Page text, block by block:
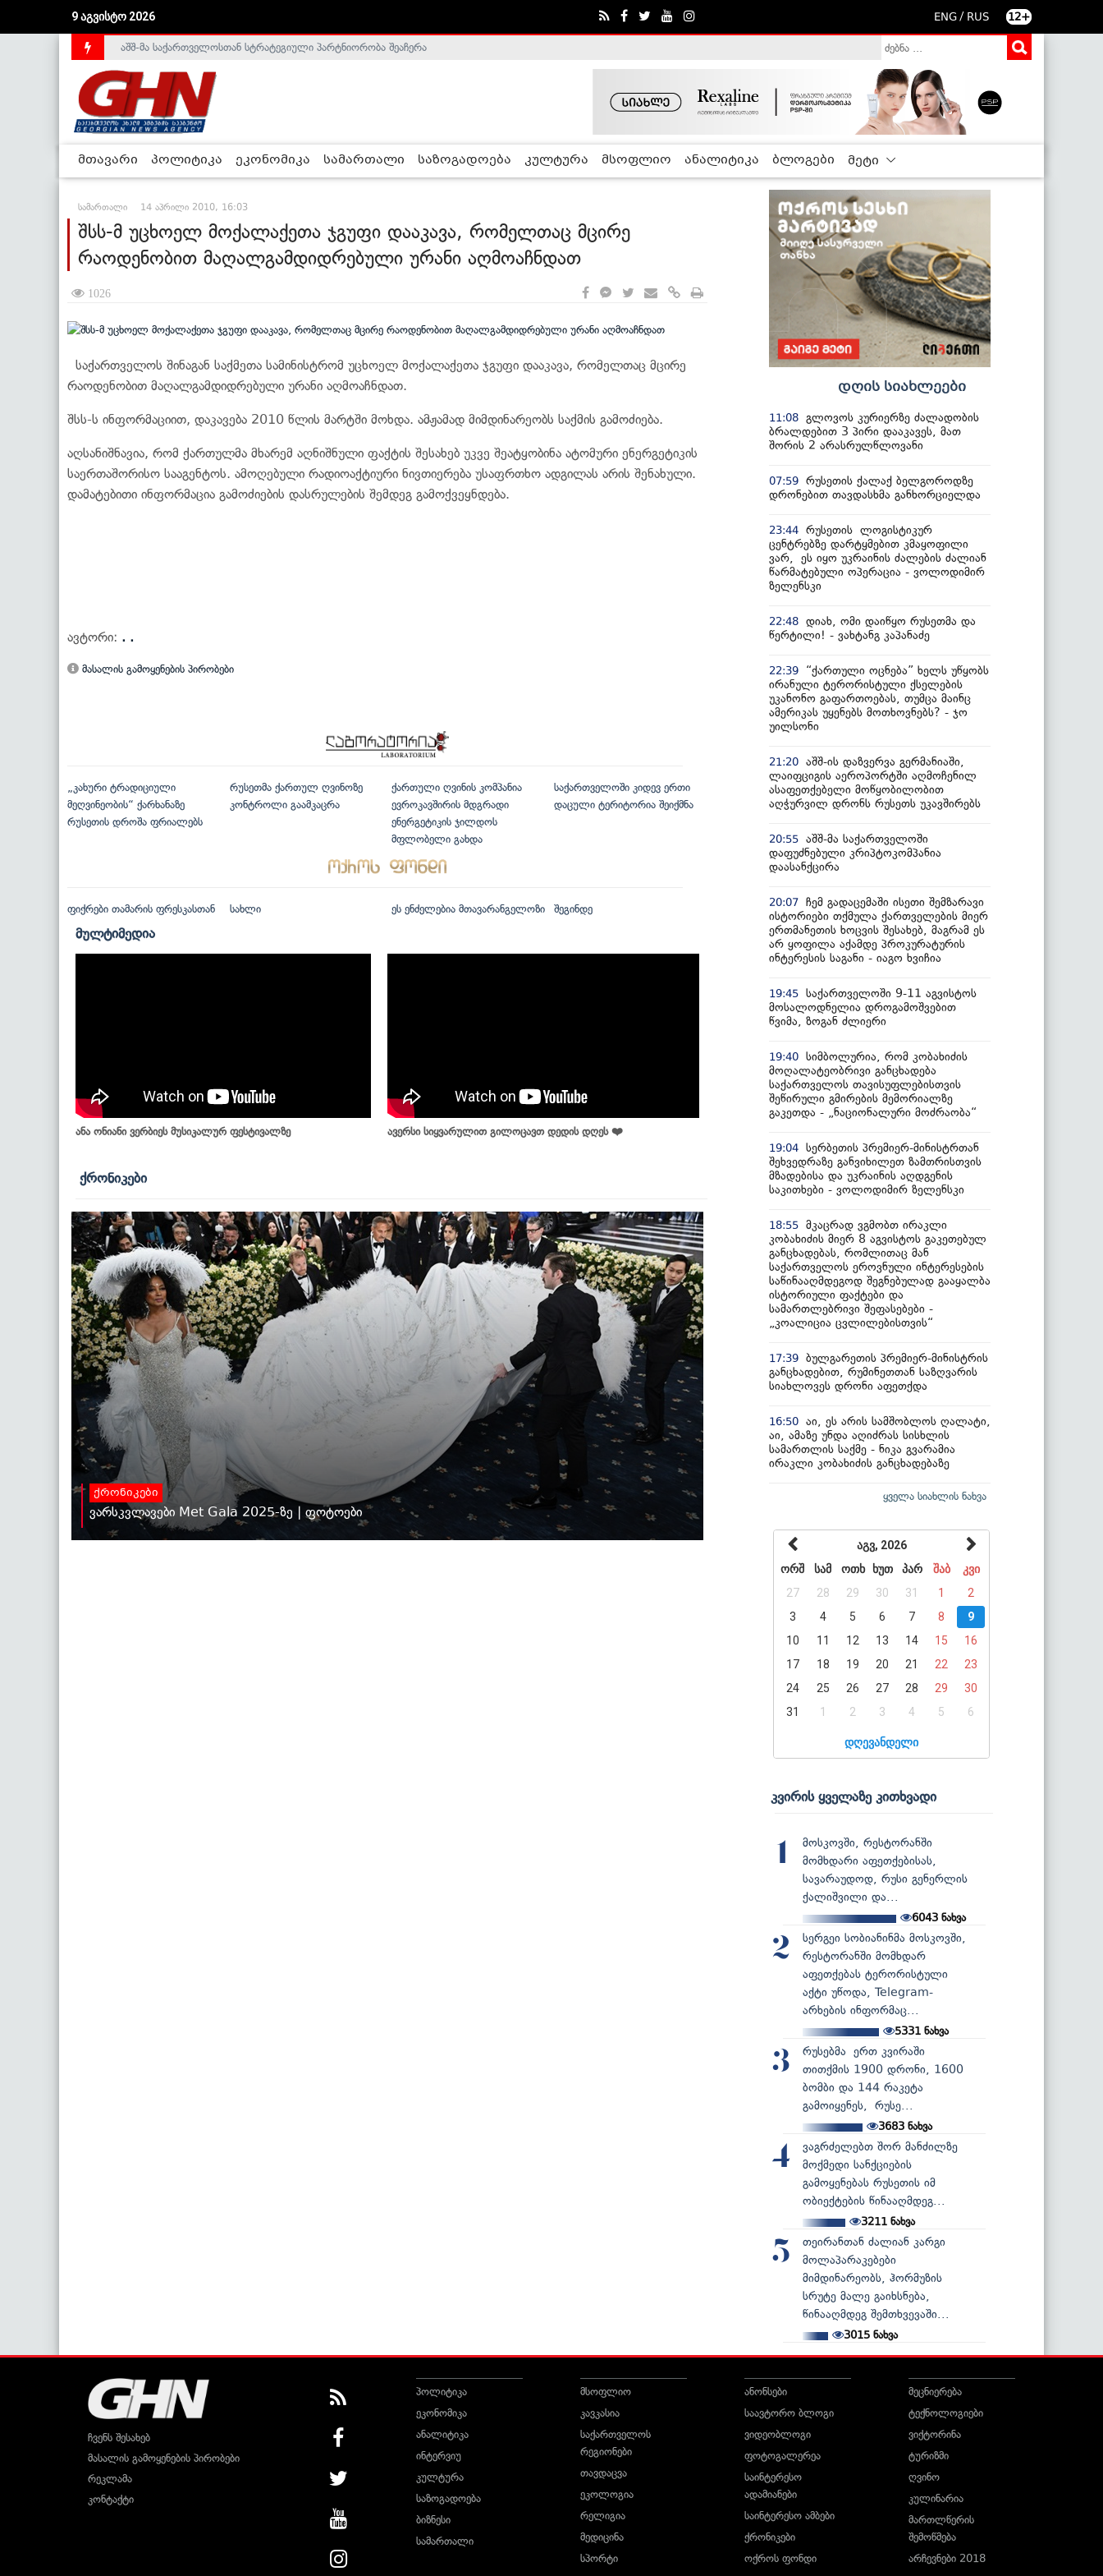
9 აგვისტო 2026 ENG / RUS 12+
საქართველოს დე-ფაქტო მთავრობა არალეგიტიმურია - ჰელსინკის კომისია
აშშ-მა საქართველოსთან სტრატეგიული პარტნიორობა შეაჩერა
მთავარი პოლიტიკა ეკონომიკა სამართალი საზოგადოება კულტურა მსოფლიო ანალიტიკა ბლოგები მეტი
სამართალი 14 აპრილი 2010, 16:03
შსს-მ უცხოელ მოქალაქეთა ჯგუფი დააკავა, რომელთაც მცირე
რაოდენობით მაღალგამდიდრებული ურანი აღმოაჩნდათ
1026
საქართველოს შინაგან საქმეთა სამინისტრომ უცხოელ მოქალაქეთა ჯგუფი დააკავა, რომელთაც მცირე
რაოდენობით მაღალგამდიდრებული ურანი აღმოაჩნდათ.
შსს-ს ინფორმაციით, დაკავება 2010 წლის მარტში მოხდა. ამჟამად მიმდინარეობს საქმის გამოძიება.
აღსანიშნავია, რომ ქართულმა მხარემ აღნიშნული ფაქტის შესახებ უკვე შეატყობინა ატომური ენერგეტიკის
საერთაშორისო სააგენტოს. ამოღებული რადიოაქტიური ნივთიერება უსაფრთხო ადგილას არის შენახული.
დამატებითი ინფორმაცია გამოძიების დასრულების შემდეგ გამოქვეყნდება.
ავტორი: . .
მასალის გამოყენების პირობები
„კახური ტრადიციული
მეღვინეობის“ ქარხანაზე
რუსეთის დროშა ფრიალებს
რუსეთმა ქართულ ღვინოზე
კონტროლი გაამკაცრა
ქართული ღვინის კომპანია
ევროკავშირის მდგრადი
ენერგეტიკის ჯილდოს
მფლობელი გახდა
საქართველოში კიდევ ერთი
დაცული ტერიტორია შეიქმნა
ფიქრები თამარის ფრესკასთან სახლი ეს ენძელებია მთავარანგელოზი შეგინდე
მულტიმედია
ანა ონიანი ვერბიეს მუსიკალურ ფესტივალზე ავერსი სიყვარულით გილოცავთ დედის დღეს ❤️
ქრონიკები
ქრონიკები
ვარსკვლავები Met Gala 2025-ზე | ფოტოები
დღის სიახლეები
11:08 გლოვოს კურიერზე ძალადობის
ბრალდებით 3 პირი დააკავეს, მათ
შორის 2 არასრულწლოვანი
07:59 რუსეთის ქალაქ ბელგოროდზე
დრონებით თავდასხმა განხორციელდა
23:44 რუსეთის ლოგისტიკურ
ცენტრებზე დარტყმებით კმაყოფილი
ვარ, ეს იყო უკრაინის ძალების ძალიან
წარმატებული ოპერაცია - ვოლოდიმირ
ზელენსკი
22:48 დიახ, ომი დაიწყო რუსეთმა და
წერტილი! - ვახტანგ კაპანაძე
22:39
“ქართული ოცნება” ხელს უწყობს
ირანული ტერორისტული ქსელების
უკანონო გაფართოებას, თუმცა მაინც
ამერიკას უყენებს მოთხოვნებს? - ჯო
უილსონი
21:20 აშშ-ის დაზვერვა გერმანიაში,
ლაიფციგის აეროპორტში აღმოჩენილ
ასაფეთქებელი მოწყობილობით
აღჭურვილ დრონს რუსეთს უკავშირებს
20:55 აშშ-მა საქართველოში
დაფუძნებული კრიპტოკომპანია
დაასანქცირა
20:07 ჩემ გადაცემაში ისეთი შემზარავი
ისტორიები თქმულა ქართველების მიერ
ერთმანეთის ხოცვის შესახებ, მაგრამ ეს
არ ყოფილა აქამდე პროკურატურის
ინტერესის საგანი - იაგო ხვიჩია
19:45 საქართველოში 9-11 აგვისტოს
მოსალოდნელია დროგამოშვებით
წვიმა, ზოგან ძლიერი
19:40 სიმბოლურია, რომ კობახიძის
მოღალატეობრივი განცხადება
საქართველოს თავისუფლებისთვის
შეწირული გმირების მემორიალზე
გაკეთდა - „ნაციონალური მოძრაობა“
19:04 სერბეთის პრემიერ-მინისტრთან
შეხვედრაზე განვიხილეთ ზამთრისთვის
მზადებისა და უკრაინის აღდგენის
საკითხები - ვოლოდიმირ ზელენსკი
18:55 მკაცრად ვგმობთ ირაკლი
კობახიძის მიერ 8 აგვისტოს გაკეთებულ
განცხადებას, რომლითაც მან
საქართველოს ეროვნული ინტერესების
საწინააღმდეგოდ შეგნებულად გააყალბა
ისტორიული ფაქტები და
სამართლებრივი შეფასებები -
„კოალიცია ცვლილებისთვის“
17:39 ბულგარეთის პრემიერ-მინისტრის
განცხადებით, რუმინეთთან საზღვარის
სიახლოვეს დრონი აფეთქდა
16:50 აი, ეს არის სამშობლოს ღალატი,
აი, ამაზე უნდა აღიძრას სისხლის
სამართლის საქმე - ნიკა გვარამია
ირაკლი კობახიძის განცხადებაზე
ყველა სიახლის ნახვა
აგვ, 2026
ორშ
სამ ოთხ ხუთ პარ შაბ
კვი
27
28 29 30 31 1
2
3
4 5 6 7 8
9
10
11 12 13 14 15
16
17
18 19 20 21 22
23
24
25 26 27 28 29
30
31
1 2 3 4 5 6
დღევანდელი
კვირის ყველაზე კითხვადი
1
მოსკოვში, რესტორანში
მომხდარი აფეთქებისას,
სავარაუდოდ, რუსი გენერლის
ქალიშვილი და...
6043 ნახვა
2
სერგეი სობიანინმა მოსკოვში,
რესტორანში მომხდარ
აფეთქებას ტერორისტული
აქტი უწოდა, Telegram-
არხების ინფორმაც...
5331 ნახვა
3
რუსებმა ერთ კვირაში
თითქმის 1900 დრონი, 1600
ბომბი და 144 რაკეტა
გამოიყენეს, რუსე...
3683ნახვა
4
ვაგრძელებთ შორ მანძილზე
მოქმედი სანქციების
გამოყენებას რუსეთის იმ
ობიექტების წინააღმდეგ...
3211ნახვა
5
თეირანთან ძალიან კარგი
მოლაპარაკებები
მიმდინარეობს, ჰორმუზის
სრუტე მალე გაიხსნება,
წინააღმდეგ შემთხვევაში...
3015 ნახვა
ჩვენს შესახებ
მასალის გამოყენების პირობები
რეკლამა
კონტაქტი
პოლიტიკა
ეკონომიკა
ანალიტიკა
ინტერვიუ
კულტურა
საზოგადოება
ბიზნესი
სამართალი
მსოფლიო
კავკასია
საქართველოს
რეგიონები
თავდაცვა
ეკოლოგია
რელიგია
მედიცინა
სპორტი
ანონსები
საავტორო ბლოგი
ვიდეობლოგი
ფოტოგალერეა
საინტერესო
ადამიანები
საინტერესო ამბები
ქრონიკები
ოქროს ფონდი
მეცნიერება
ტექნოლოგიები
ვიქტორინა
ტურიზმი
ღვინო
კულინარია
მართლწერის
შემოწმება
არჩევნები 2018